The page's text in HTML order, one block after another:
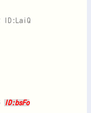
ID:LaiQ
ID:bsFo